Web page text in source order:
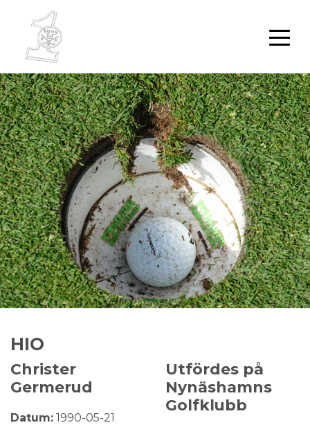
HIO
Christer
Germerud
Datum: 1990-05-21
Utfördes på
Nynäshamns
Golfklubb